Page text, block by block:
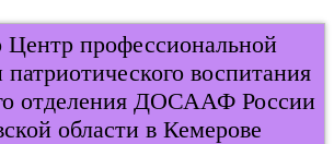
профессиональной
патриотического воспитания
отделения ДОСААФ России
области в Кемерове